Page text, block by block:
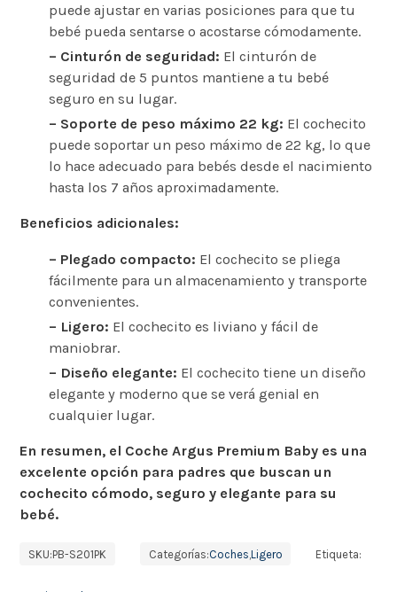
puede ajustar en varias posiciones para que tu
bebé pueda sentarse o acostarse cómodamente.
– Cinturón de seguridad: El cinturón de
seguridad de 5 puntos mantiene a tu bebé
seguro en su lugar.
– Soporte de peso máximo 22 kg: El cochecito
puede soportar un peso máximo de 22 kg, lo que
lo hace adecuado para bebés desde el nacimiento
hasta los 7 años aproximadamente.
Beneficios adicionales:
– Plegado compacto: El cochecito se pliega
fácilmente para un almacenamiento y transporte
convenientes.
– Ligero: El cochecito es liviano y fácil de
maniobrar.
– Diseño elegante: El cochecito tiene un diseño
elegante y moderno que se verá genial en
cualquier lugar.
En resumen, el Coche Argus Premium Baby es una
excelente opción para padres que buscan un
cochecito cómodo, seguro y elegante para su
bebé.
SKU:PB-S201PK Categorías:Coches Ligero Etiqueta: